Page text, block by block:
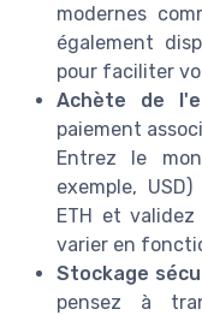
modernes
également
pour faciliter
Achète de
paiement
Entrez le
exemple,
ETH et
varier en
Stockage
pensez à